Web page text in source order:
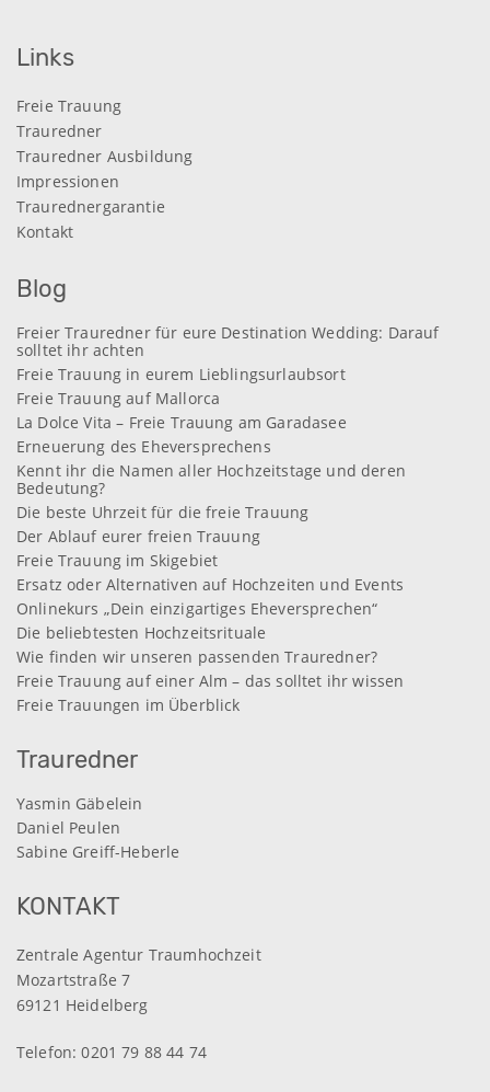
Links
Freie Trauung
Trauredner
Trauredner Ausbildung
Impressionen
Traurednergarantie
Kontakt
Blog
Freier Trauredner für eure Destination Wedding: Darauf
solltet ihr achten
Freie Trauung in eurem Lieblingsurlaubsort
Freie Trauung auf Mallorca
La Dolce Vita – Freie Trauung am Garadasee
Erneuerung des Eheversprechens
Kennt ihr die Namen aller Hochzeitstage und deren
Bedeutung?
Die beste Uhrzeit für die freie Trauung
Der Ablauf eurer freien Trauung
Freie Trauung im Skigebiet
Ersatz oder Alternativen auf Hochzeiten und Events
Onlinekurs „Dein einzigartiges Eheversprechen“
Die beliebtesten Hochzeitsrituale
Wie finden wir unseren passenden Trauredner?
Freie Trauung auf einer Alm – das solltet ihr wissen
Freie Trauungen im Überblick
Trauredner
Yasmin Gäbelein
Daniel Peulen
Sabine Greiff-Heberle
KONTAKT
Zentrale Agentur Traumhochzeit
Mozartstraße 7
69121 Heidelberg
Telefon:0201 79 88 44 74